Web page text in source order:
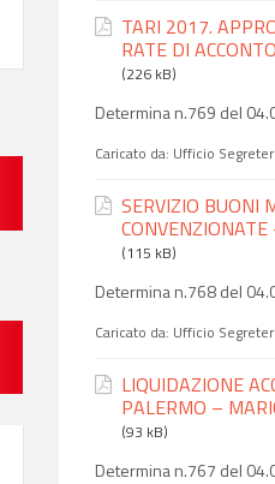
TARI 2017.
RATE DI
(226 kB)
Determina n.769 del
Caricato da: Ufficio
SERVIZIO BUONI
(115 kB)
Determina n.768 del
Caricato da: Ufficio
LIQUIDAZIONE
PALERMO –
(93 kB)
Determina n.767 del